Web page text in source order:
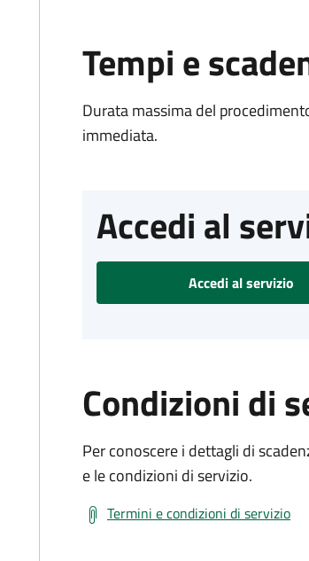
Tempi e
Durata massima del
immediata.
Accedi al
Accedi al servizio
Condizioni di
Per conoscere i dettagli di
e le condizioni di servizio.
Termini e condizioni di servizio